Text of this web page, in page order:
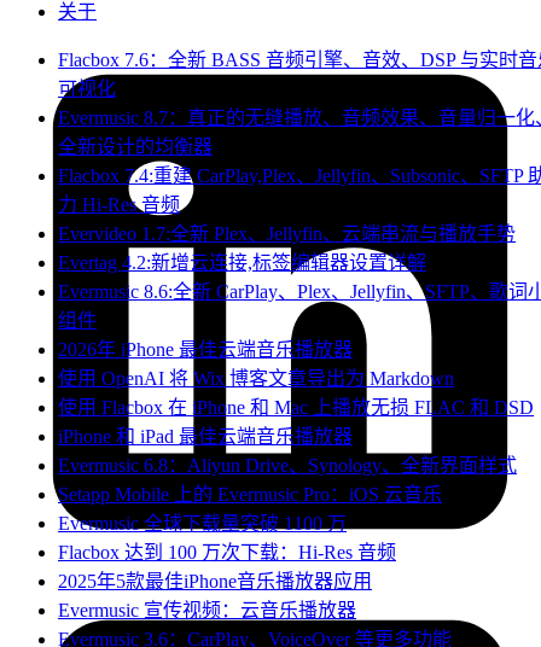
关于
Flacbox 7.6：全新 BASS 音频引擎、音效、DSP 与实时
可视化
Evermusic 8.7：真正的无缝播放、音频效果、音量归一化
全新设计的均衡器
Flacbox 7.4:重建 CarPlay,Plex、Jellyfin、Subsonic、SFTP
力 Hi-Res 音频
Evervideo 1.7:全新 Plex、Jellyfin、云端串流与播放手势
Evertag 4.2:新增云连接,标签编辑器设置详解
Evermusic 8.6:全新 CarPlay、Plex、Jellyfin、SFTP、歌词
组件
2026年 iPhone 最佳云端音乐播放器
使用 OpenAI 将 Wix 博客文章导出为 Markdown
使用 Flacbox 在 iPhone 和 Mac 上播放无损 FLAC 和 DSD
iPhone 和 iPad 最佳云端音乐播放器
Evermusic 6.8：Aliyun Drive、Synology、全新界面样式
Setapp Mobile 上的 Evermusic Pro：iOS 云音乐
Evermusic 全球下载量突破 1100 万
Flacbox 达到 100 万次下载：Hi-Res 音频
2025年5款最佳iPhone音乐播放器应用
Evermusic 宣传视频：云音乐播放器
Evermusic 3.6：CarPlay、VoiceOver 等更多功能